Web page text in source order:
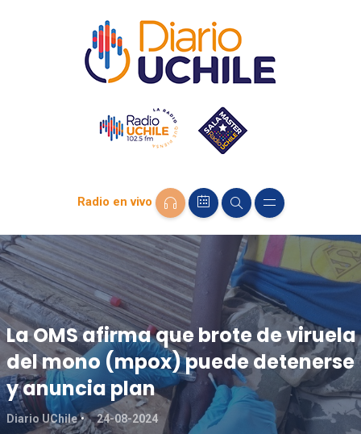
Radio en vivo
La OMS afirma que brote de viruela
del mono (mpox) puede detenerse
y anuncia plan
Diario UChile 24-08-2024